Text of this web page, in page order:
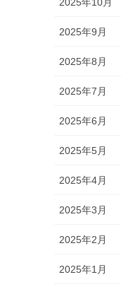
2025年9月
2025年8月
2025年7月
2025年6月
2025年5月
2025年4月
2025年3月
2025年2月
2025年1月